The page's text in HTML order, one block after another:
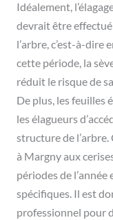
Idéalement,
devrait être
l’arbre, c’est-à-dire
cette période, la
réduit le risque de
De plus, les feuilles
les élagueurs
structure de l’arbre.
à Margny aux
périodes de
spécifiques. Il est
professionnel pour